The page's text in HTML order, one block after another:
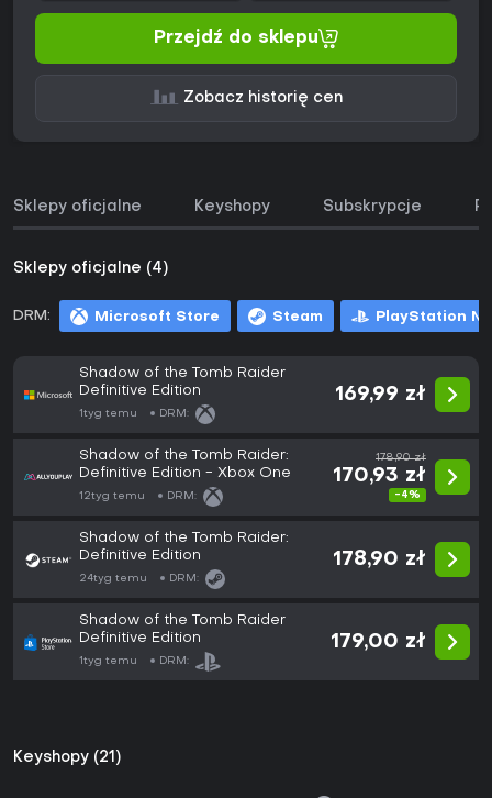
Przejdź do sklepu
Zobacz historię cen
Sklepy oficjalne Keyshopy Subskrypcje
Sklepy oficjalne (4)
DRM: Microsoft Store Steam PlayStation
Shadow of the Tomb Raider
Definitive Edition
1tyg temu DRM:
169,99 zł
Shadow of the Tomb Raider:
Definitive Edition - Xbox One
12tyg temu DRM:
178,90 zł
170,93 zł
-4%
Shadow of the Tomb Raider:
Definitive Edition
24tyg temu DRM:
178,90 zł
Shadow of the Tomb Raider
Definitive Edition
1tyg temu DRM:
179,00 zł
Keyshopy (21)